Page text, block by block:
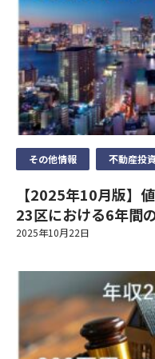
その他情報 不動産投
【2025年10月版】
23区における6年間
2025年10月22日
扱い致します。
1）法令等の遵守
当社は、個人情報の保護
関連法令および関係官庁
2）従業員教育
当社は、個人情報の取扱
育・指導を徹底します。
3）個人情報の利用目的
セットライフエージェン
取扱いについて、個人情
当社は、個人情報保護の
料カウンセリングの際に
みに利用いたします。
①当社事業に関してお問
め。
個人情
メールアド
電話番号 必須
メールアドレス 必須
ご興味のある内容
収益不動産保険型運
資産運用・老後資金
保険見直し
個人情報のお取り
年齢 必須
年収 任意
メールアドレス 必須
ご興味のある内容
収益不動産保険型運
資産運用・老後資金
節税について知りた
お問合せ内容